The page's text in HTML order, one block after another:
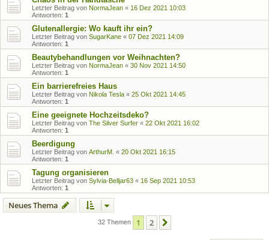
Letzter Beitrag von NormaJean « 16 Dez 2021 10:03
Antworten: 1
Glutenallergie: Wo kauft ihr ein?
Letzter Beitrag von SugarKane « 07 Dez 2021 14:09
Antworten: 1
Beautybehandlungen vor Weihnachten?
Letzter Beitrag von NormaJean « 30 Nov 2021 14:50
Antworten: 1
Ein barrierefreies Haus
Letzter Beitrag von Nikola Tesla « 25 Okt 2021 14:45
Antworten: 1
Eine geeignete Hochzeitsdeko?
Letzter Beitrag von The Silver Surfer « 22 Okt 2021 16:02
Antworten: 1
Beerdigung
Letzter Beitrag von ArthurM. « 20 Okt 2021 16:15
Antworten: 1
Tagung organisieren
Letzter Beitrag von Sylvia-Belljar63 « 16 Sep 2021 10:53
Antworten: 1
Neues Thema
32 Themen 1 2